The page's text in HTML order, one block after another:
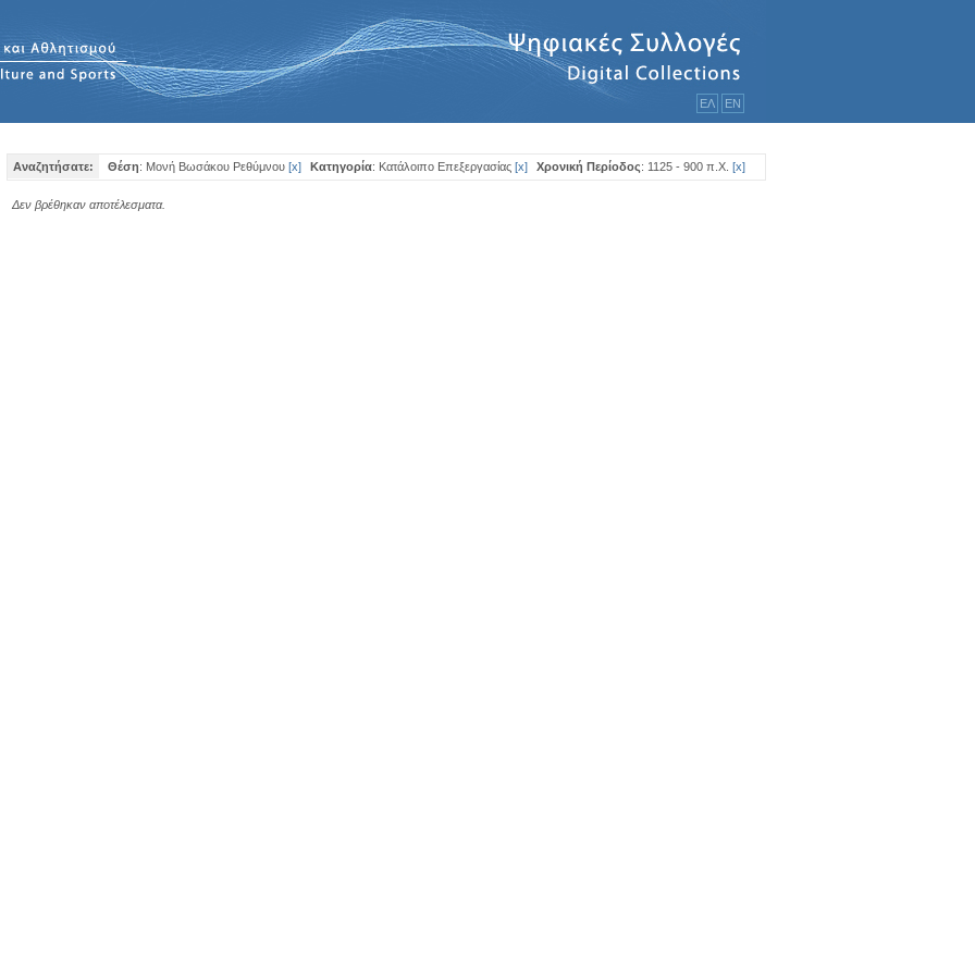
ΕΛ ΕΝ
Αναζητήσατε: Θέση: Μονή Βωσάκου Ρεθύμνου [x] Κατηγορία: Κατάλοιπο Επεξεργασίας [x] Χρονική Περίοδος: 1125 - 900 π.Χ. [x]
Δεν βρέθηκαν αποτέλεσματα.